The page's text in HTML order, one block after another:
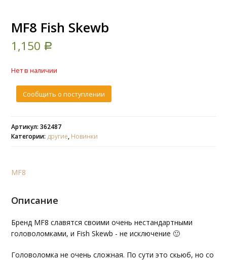
MF8 Fish Skewb
1,150 Р
Нет в наличии
Сообщить о поступлении
Артикул: 362487
Категории: другие, Новинки
MF8
Описание
Бренд MF8 славятся своими очень нестандартными
головоломками, и Fish Skewb - не исключение 🙂
Головоломка не очень сложная. По сути это скьюб, но со